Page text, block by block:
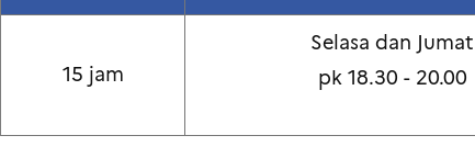
15 jam
Selasa dan Jumat
pk 18.30 - 20.00